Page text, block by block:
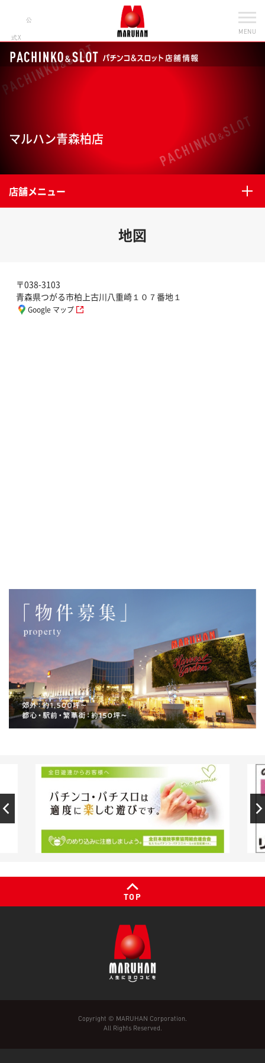
MENU
公
式X
マルハン青森柏店
店舗メニュー
地図
〒038-3103
青森県つがる市柏上古川八重崎１０７番地１
Google マップ
TOP
Copyright © MARUHAN Corporation.
All Rights Reserved.